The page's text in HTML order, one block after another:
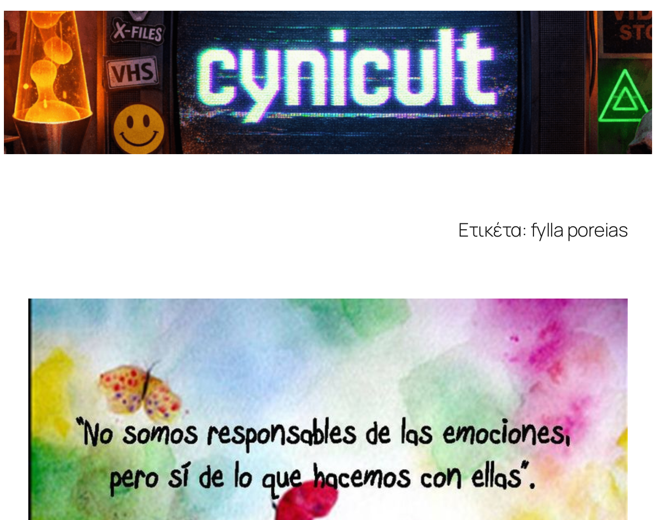
Ετικέτα: fylla poreias